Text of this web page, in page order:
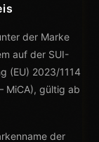
der Marke
auf der SUI-
(EU) 2023/1114
MiCA), gültig ab
der